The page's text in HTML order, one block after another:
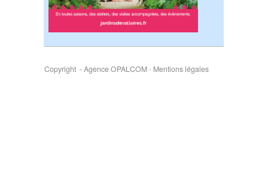
Copyright - Agence OPALCOM- Mentions légales